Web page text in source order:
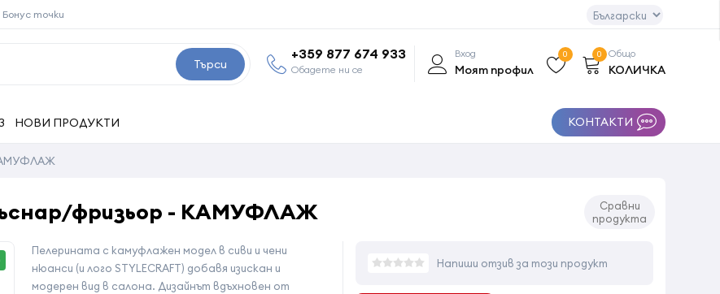
Бонус точки
Търси
+359 877 674 933
Обадете ни се
Вход
Моят профил
0 Общо
КОЛИЧКА
0
НОВИ ПРОДУКТИ КОНТАКТИ
фризьор - КАМУФЛАЖ
Сравни
продукта
Пелерината с камуфлажен модел в сиви и чени
нюанси (и лого STYLECRAFT) добавя изискан и
модерен вид в салона. Дизайнът вдъхновен от
Напиши отзив за този продукт